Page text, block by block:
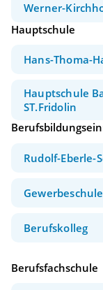
Werner-
Hauptschule
Hans-Thoma-
Hauptschule
ST.Fridolin
Rudolf-Eberle-
Berufskolleg
Berufsfachschule